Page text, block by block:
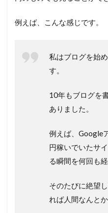
例えば、こんな感じです。
私はブログを始
す。
10年もブログを
ありました。
例えば、Google
円稼いでいたサ
る瞬間を何回も
そのたびに絶望
れば人間なんと